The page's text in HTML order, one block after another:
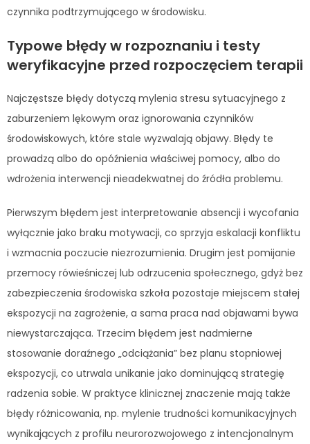
czynnika podtrzymującego w środowisku.
Typowe błędy w rozpoznaniu i testy
weryfikacyjne przed rozpoczęciem terapii
Najczęstsze błędy dotyczą mylenia stresu sytuacyjnego z
zaburzeniem lękowym oraz ignorowania czynników
środowiskowych, które stale wyzwalają objawy. Błędy te
prowadzą albo do opóźnienia właściwej pomocy, albo do
wdrożenia interwencji nieadekwatnej do źródła problemu.
Pierwszym błędem jest interpretowanie absencji i wycofania
wyłącznie jako braku motywacji, co sprzyja eskalacji konfliktu
i wzmacnia poczucie niezrozumienia. Drugim jest pomijanie
przemocy rówieśniczej lub odrzucenia społecznego, gdyż bez
zabezpieczenia środowiska szkoła pozostaje miejscem stałej
ekspozycji na zagrożenie, a sama praca nad objawami bywa
niewystarczająca. Trzecim błędem jest nadmierne
stosowanie doraźnego „odciążania” bez planu stopniowej
ekspozycji, co utrwala unikanie jako dominującą strategię
radzenia sobie. W praktyce klinicznej znaczenie mają także
błędy różnicowania, np. mylenie trudności komunikacyjnych
wynikających z profilu neurorozwojowego z intencjonalnym